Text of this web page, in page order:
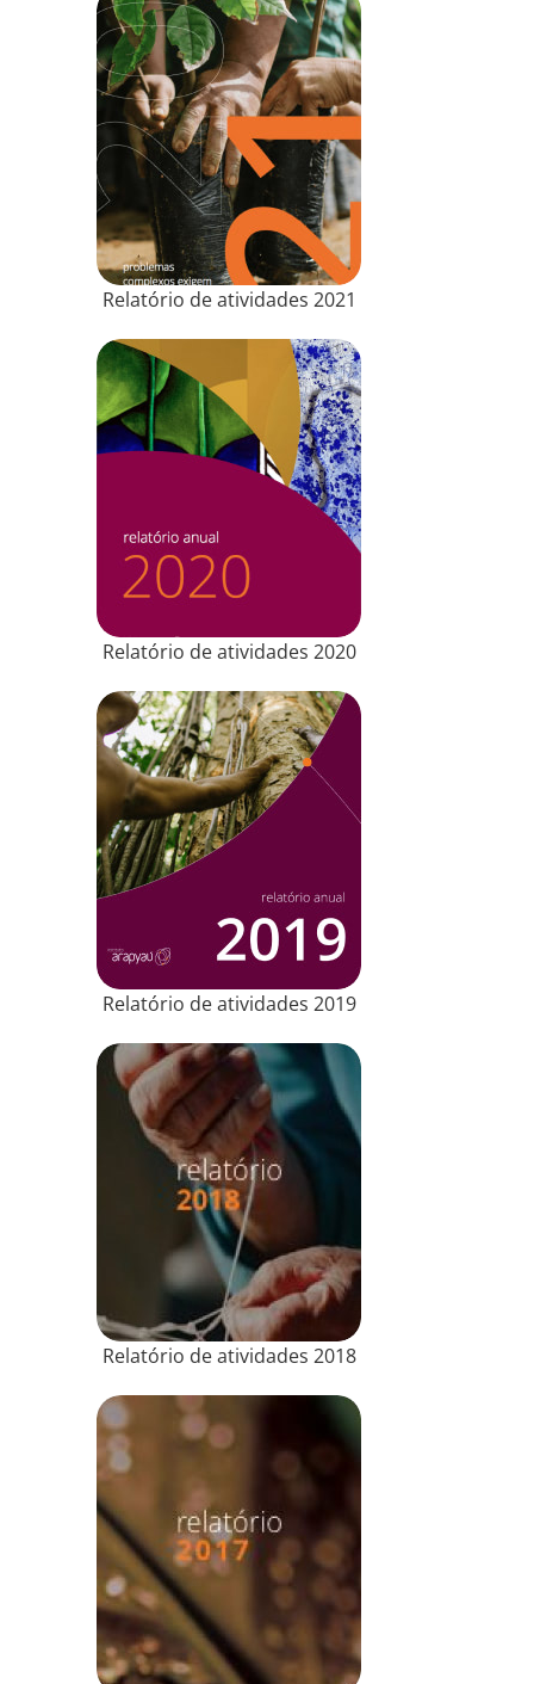
Relatório de atividades 2021
Relatório de atividades 2020
Relatório de atividades 2019
Relatório de atividades 2018